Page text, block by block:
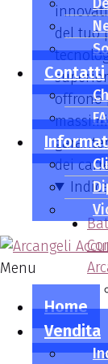
Contatti
Menu
Home
Vendita
del tuo
offrono
dei